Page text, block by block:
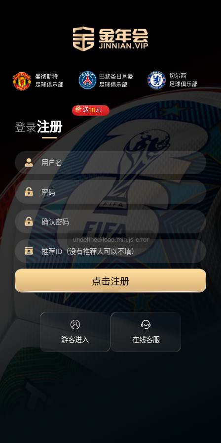
登录注册
送18元
点击注册
游客进入 在线客服